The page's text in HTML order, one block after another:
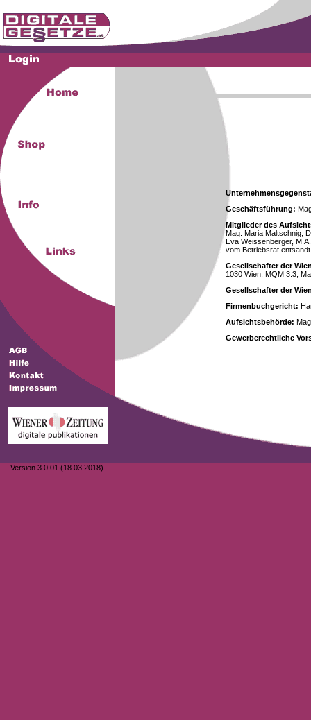
Version 3.0.01 (18.03.2018)
Geschäftsführung:
Mitglieder des
Mag. Maria Maltschnig;
Eva Weissenberger,
vom Betriebsrat
Gesellschafter der
1030 Wien, MQM 3.3,
Gesellschafter der
Firmenbuchgericht:
Aufsichtsbehörde:
Gewerberechtliche